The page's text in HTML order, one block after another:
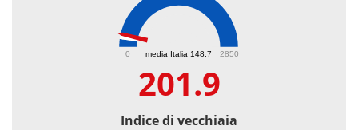
media Italia 148.7
0 2850
201.9
Indice di vecchiaia